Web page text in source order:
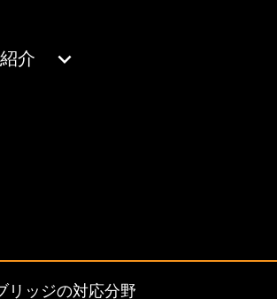
介
リッジの対応分野